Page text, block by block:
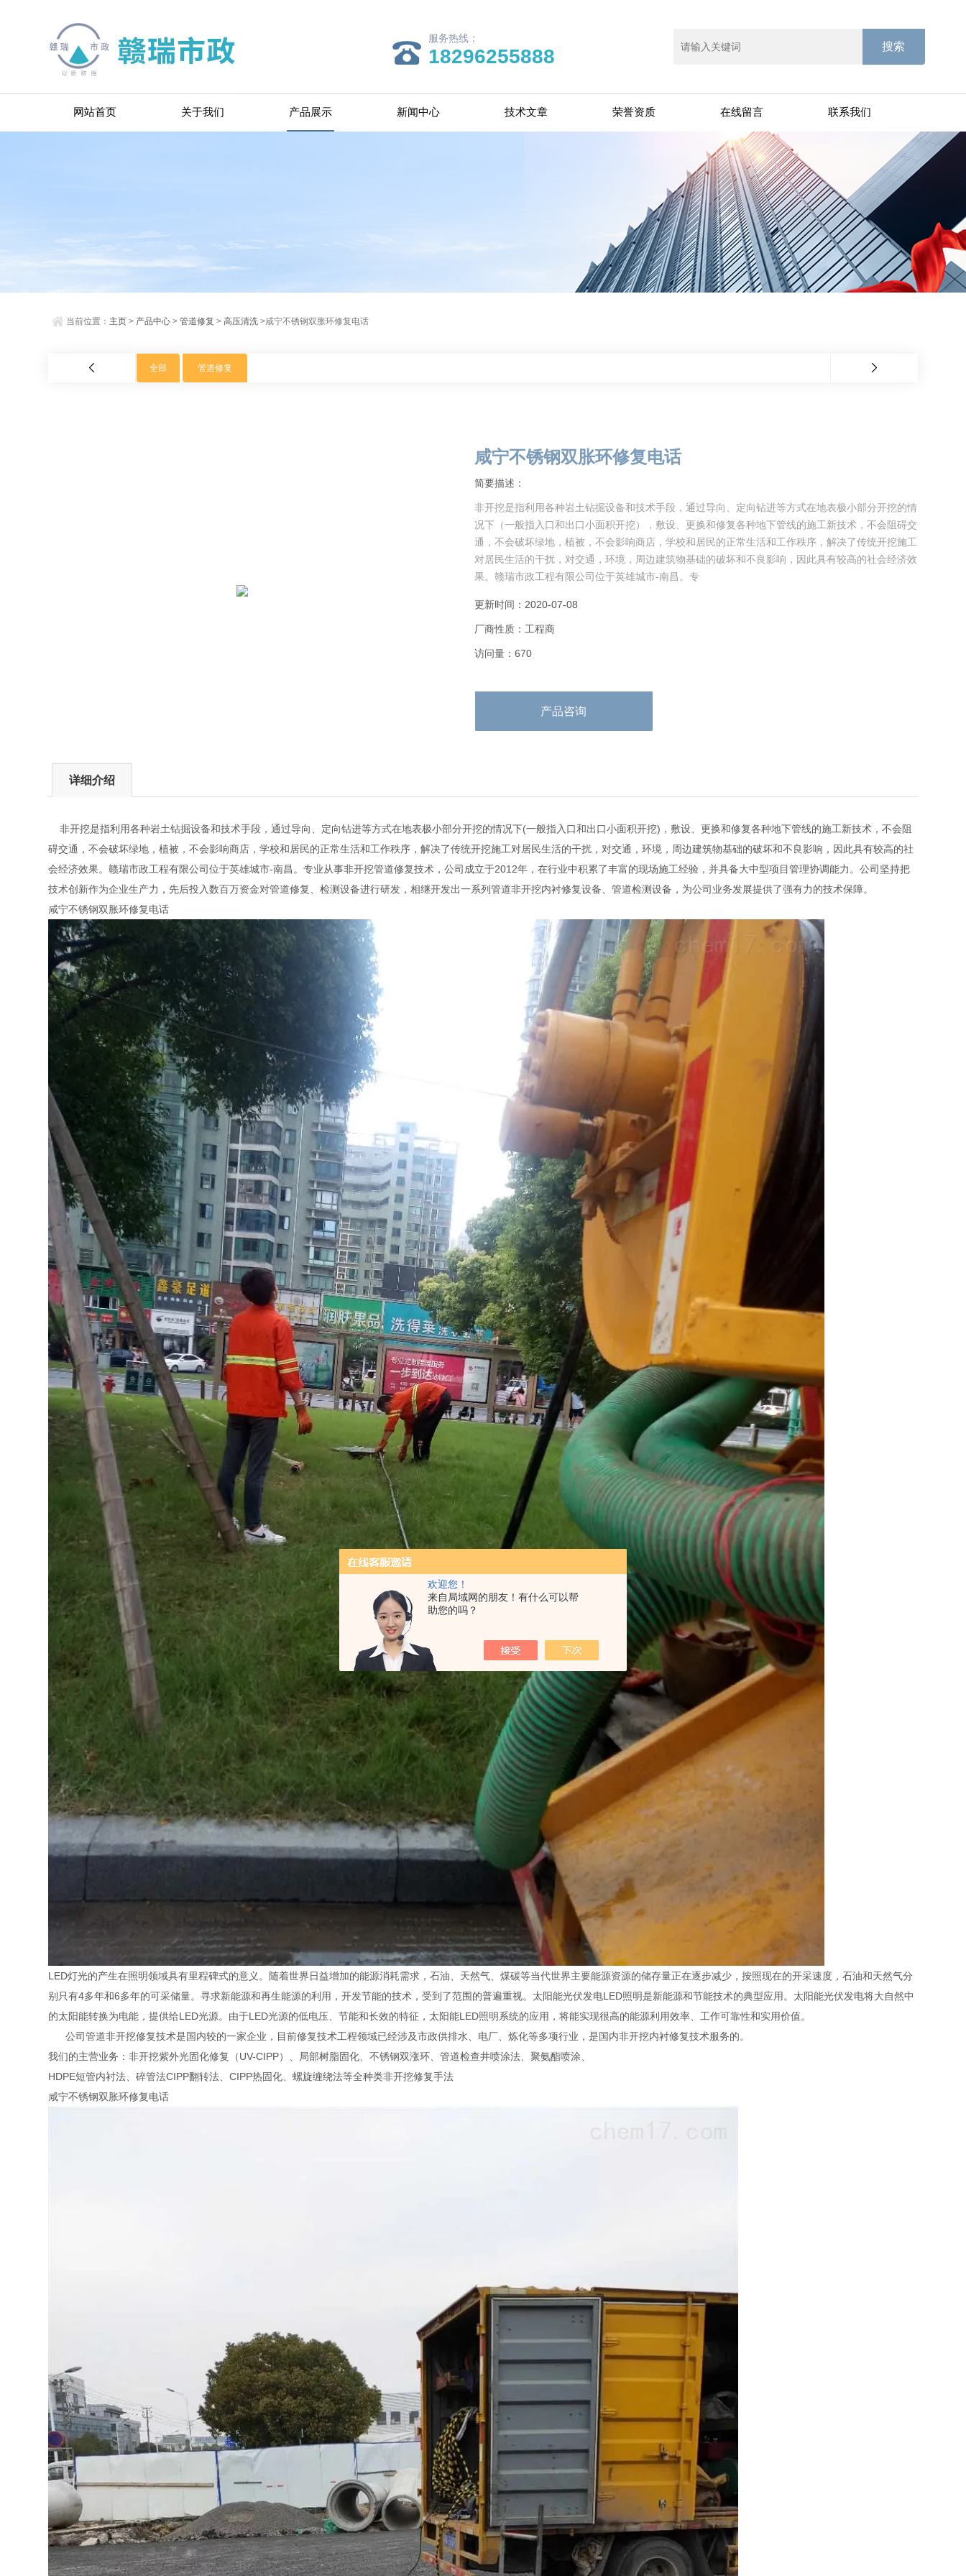
欢迎您！
来自局域网的朋友！有什么可以帮
助您的吗？
服务热线：
18296255888
网站首页 关于我们 产品展示 新闻中心 技术文章 荣誉资质 在线留言 联系我们
当前位置： 主页 > 产品中心 >管道修复 >高压清洗 >咸宁不锈钢双胀环修复电话
全部 管道修复
咸宁不锈钢双胀环修复电话
简要描述：
非开挖是指利用各种岩土钻掘设备和技术手段，通过导向、定向钻进等方式在地表极小部分开挖的情
况下（一般指入口和出口小面积开挖），敷设、更换和修复各种地下管线的施工新技术，不会阻碍交
通，不会破坏绿地，植被，不会影响商店，学校和居民的正常生活和工作秩序，解决了传统开挖施工
对居民生活的干扰，对交通，环境，周边建筑物基础的破坏和不良影响，因此具有较高的社会经济效
果。赣瑞市政工程有限公司位于英雄城市-南昌。专
更新时间：2020-07-08
厂商性质：工程商
访问量：670
产品咨询
详细介绍
非开挖是指利用各种岩土钻掘设备和技术手段，通过导向、定向钻进等方式在地表极小部分开挖的情况下(一般指入口和出口小面积开挖)，敷设、更换和修复各种地下管线的施工新技术，不会阻
碍交通，不会破坏绿地，植被，不会影响商店，学校和居民的正常生活和工作秩序，解决了传统开挖施工对居民生活的干扰，对交通，环境，周边建筑物基础的破坏和不良影响，因此具有较高的社
会经济效果。赣瑞市政工程有限公司位于英雄城市-南昌。专业从事非开挖管道修复技术，公司成立于2012年，在行业中积累了丰富的现场施工经验，并具备大中型项目管理协调能力。公司坚持把
技术创新作为企业生产力，先后投入数百万资金对管道修复、检测设备进行研发，相继开发出一系列管道非开挖内衬修复设备、管道检测设备，为公司业务发展提供了强有力的技术保障。
咸宁不锈钢双胀环修复电话
LED灯光的产生在照明领域具有里程碑式的意义。随着世界日益增加的能源消耗需求，石油、天然气、煤碳等当代世界主要能源资源的储存量正在逐步减少，按照现在的开采速度，石油和天然气分
别只有4多年和6多年的可采储量。寻求新能源和再生能源的利用，开发节能的技术，受到了范围的普遍重视。太阳能光伏发电LED照明是新能源和节能技术的典型应用。太阳能光伏发电将大自然中
的太阳能转换为电能，提供给LED光源。由于LED光源的低电压、节能和长效的特征，太阳能LED照明系统的应用，将能实现很高的能源利用效率、工作可靠性和实用价值。
公司管道非开挖修复技术是国内较的一家企业，目前修复技术工程领域已经涉及市政供排水、电厂、炼化等多项行业，是国内非开挖内衬修复技术服务的。
我们的主营业务：非开挖紫外光固化修复（UV-CIPP）、局部树脂固化、不锈钢双涨环、管道检查井喷涂法、聚氨酯喷涂、
HDPE短管内衬法、碎管法CIPP翻转法、CIPP热固化、螺旋缠绕法等全种类非开挖修复手法
咸宁不锈钢双胀环修复电话